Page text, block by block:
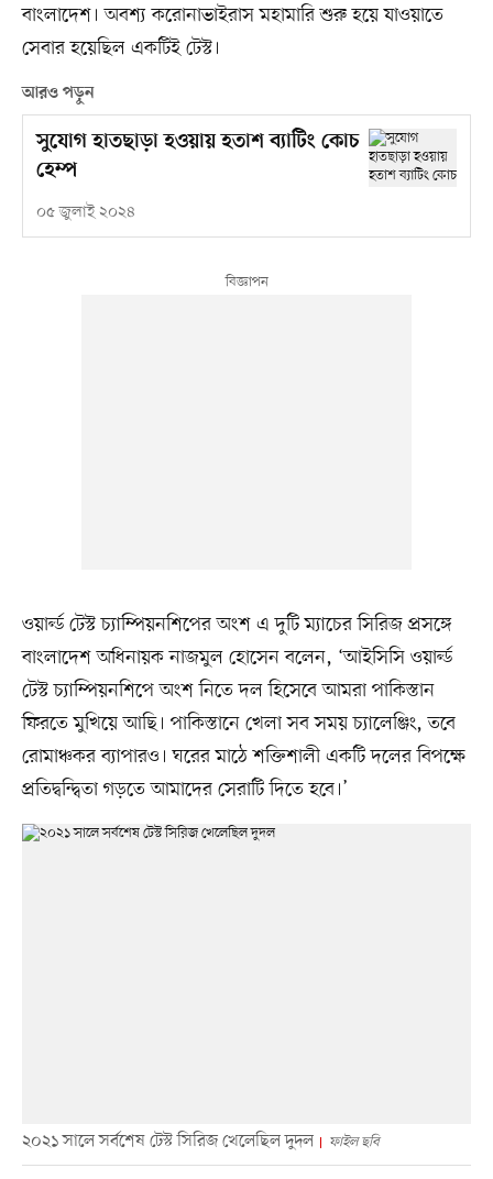
বাংলাদেশ। অবশ্য করোনাভাইরাস মহামারি শুরু হয়ে যাওয়াতে
সেবার হয়েছিল একটিই টেস্ট।
আরও পড়ুন
সুযোগ হাতছাড়া হওয়ায় হতাশ ব্যাটিং কোচ
হেম্প
০৫ জুলাই ২০২৪
ওয়ার্ল্ড টেস্ট চ্যাম্পিয়নশিপের অংশ এ দুটি ম্যাচের সিরিজ প্রসঙ্গে
বাংলাদেশ অধিনায়ক নাজমুল হোসেন বলেন, ‘আইসিসি ওয়ার্ল্ড
টেস্ট চ্যাম্পিয়নশিপে অংশ নিতে দল হিসেবে আমরা পাকিস্তান
ফিরতে মুখিয়ে আছি। পাকিস্তানে খেলা সব সময় চ্যালেঞ্জিং, তবে
রোমাঞ্চকর ব্যাপারও। ঘরের মাঠে শক্তিশালী একটি দলের বিপক্ষে
প্রতিদ্বন্দ্বিতা গড়তে আমাদের সেরাটি দিতে হবে।’
২০২১ সালে সর্বশেষ টেস্ট সিরিজ খেলেছিল দুদল ফাইল ছবি